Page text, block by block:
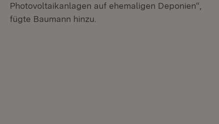
Photovoltaikanlagen auf ehemaligen Deponien“,
fügte Baumann hinzu.